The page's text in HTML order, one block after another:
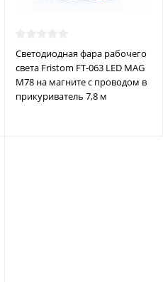
Светодиодная фара рабочего
света Fristom FT-063 LED MAG
M78 на магните с проводом в
прикуриватель 7,8 м